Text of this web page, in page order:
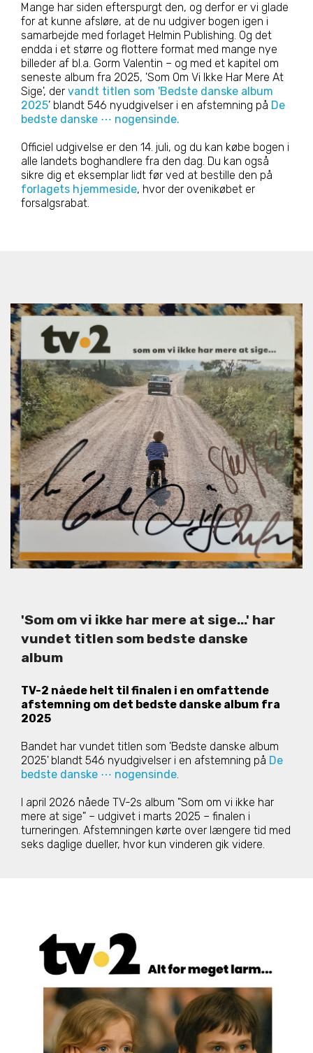
Mange har siden efterspurgt den, og derfor er vi glade
for at kunne afsløre, at de nu udgiver bogen igen i
samarbejde med forlaget Helmin Publishing. Og det
endda i et større og flottere format med mange nye
billeder af bl.a. Gorm Valentin – og med et kapitel om
seneste album fra 2025, 'Som Om Vi Ikke Har Mere At
Sige', der vandt titlen som 'Bedste danske album
2025’ blandt 546 nyudgivelser i en afstemning på De
bedste danske ⋯ nogensinde.
Officiel udgivelse er den 14. juli, og du kan købe bogen i
alle landets boghandlere fra den dag. Du kan også
sikre dig et eksemplar lidt før ved at bestille den på
forlagets hjemmeside, hvor der ovenikøbet er
forsalgsrabat.
'Som om vi ikke har mere at sige...' har
vundet titlen som bedste danske
album
TV-2 nåede helt til finalen i en omfattende
afstemning om det bedste danske album fra
2025
Bandet har vundet titlen som 'Bedste danske album
2025' blandt 546 nyudgivelser i en afstemning på De
bedste danske ⋯ nogensinde
I april 2026 nåede TV-2s album "Som om vi ikke har
mere at sige" – udgivet i marts 2025 – finalen i
turneringen. Afstemningen kørte over længere tid med
seks daglige dueller, hvor kun vinderen gik videre.